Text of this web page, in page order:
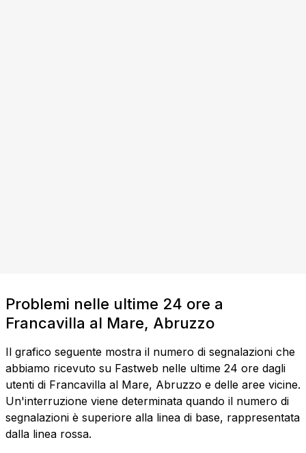
Problemi nelle ultime 24 ore a
Francavilla al Mare, Abruzzo
Il grafico seguente mostra il numero di segnalazioni che
abbiamo ricevuto su Fastweb nelle ultime 24 ore dagli
utenti di Francavilla al Mare, Abruzzo e delle aree vicine.
Un'interruzione viene determinata quando il numero di
segnalazioni è superiore alla linea di base, rappresentata
dalla linea rossa.